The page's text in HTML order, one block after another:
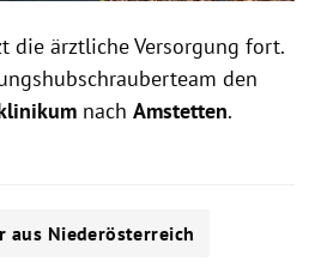
die ärztliche Versorgung fort.
den
nach Amstetten.
aus Niederösterreich